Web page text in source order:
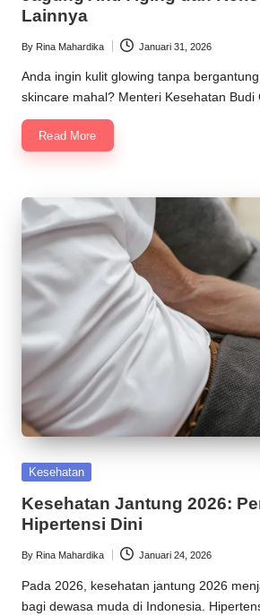
Lainnya
Posted
by
By Rina Mahardika Januari 31, 2026
Anda ingin kulit glowing tanpa
skincare mahal? Menteri Kesehatan
Read More
Posted
Kesehatan
Kesehatan Jantung 2026:
Hipertensi Dini
Posted
by
By Rina Mahardika Januari 24, 2026
Pada 2026, kesehatan jantung 2026
bagi dewasa muda di Indonesia.